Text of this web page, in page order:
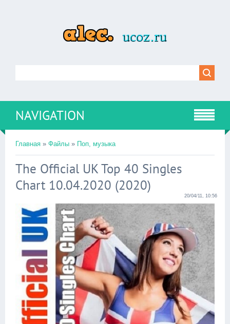
NAVIGATION
Главная » Файлы » Поп, музыка
The Official UK Top 40 Singles
Chart 10.04.2020 (2020)
20/04/11, 10:56